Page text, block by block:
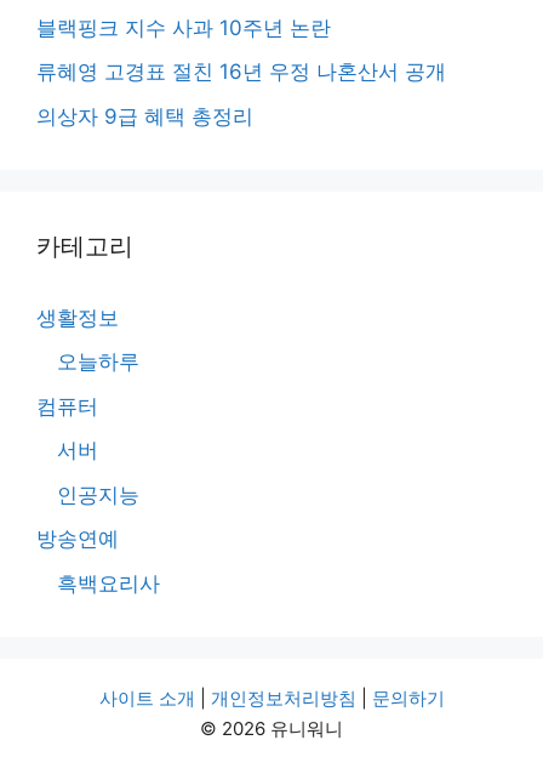
블랙핑크 지수 사과 10주년 논란
류혜영 고경표 절친 16년 우정 나혼산서 공개
의상자 9급 혜택 총정리
카테고리
생활정보
오늘하루
컴퓨터
서버
인공지능
방송연예
흑백요리사
사이트 소개 개인정보처리방침
문의하기
© 2026 유니워니